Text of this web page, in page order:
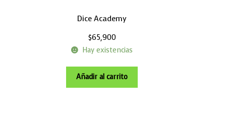
Dice Academy
$65,900
Hay existencias
Añadir al carrito